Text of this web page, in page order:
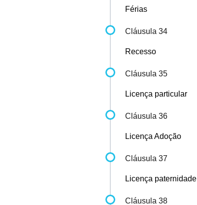
Férias
Cláusula 34
Recesso
Cláusula 35
Licença particular
Cláusula 36
Licença Adoção
Cláusula 37
Licença paternidade
Cláusula 38